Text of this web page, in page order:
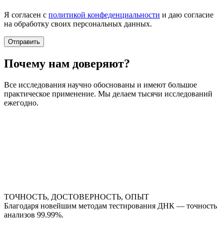
Я согласен с политикой конфеденциальности и даю согласие
на обработку своих персональных данных.
Почему нам доверяют?
Все исследования научно обоснованы и имеют большое
практическое применение. Мы делаем тысячи исследований
ежегодно.
ТОЧНОСТЬ, ДОСТОВЕРНОСТЬ, ОПЫТ
Благодаря новейшим методам тестирования ДНК — точность
анализов 99.99%.